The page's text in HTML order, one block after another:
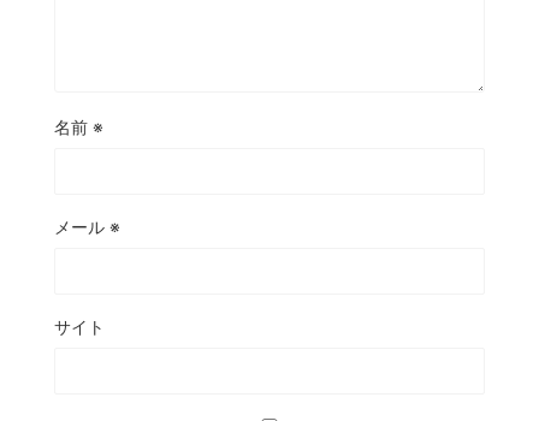
名前 ※
メール ※
サイト